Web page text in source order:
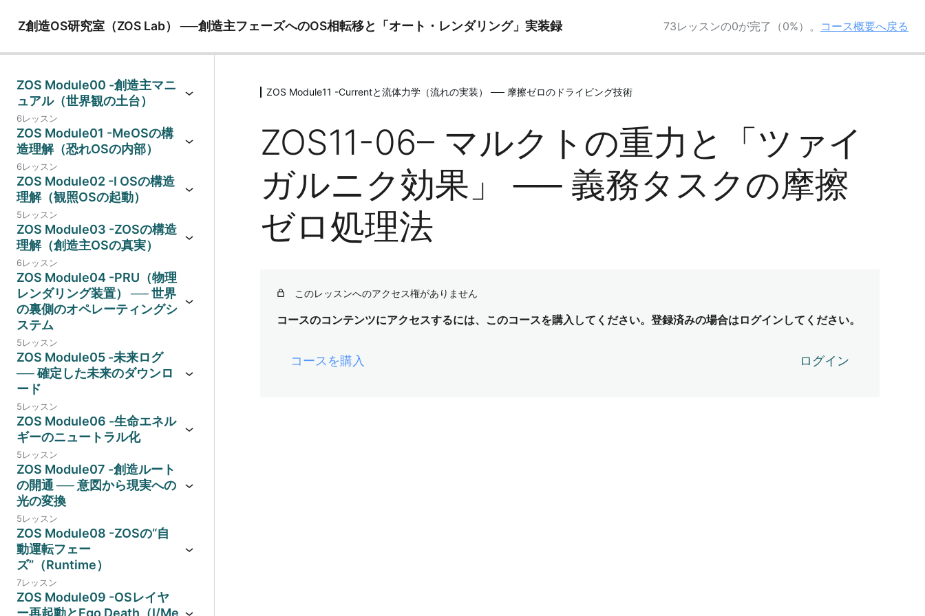
Z創造OS研究室（ZOS Lab） ──創造主フェーズへのOS相転移と「オート・レンダリング」実装録 73レッスンの0が完了（0%）。 コース概要へ戻る
ZOS Module00 -創造主マニ
ュアル（世界観の土台）
6レッスン
ZOS Module01 -MeOSの構
造理解（恐れOSの内部）
6レッスン
ZOS Module02 -I OSの構造
理解（観照OSの起動）
5レッスン
ZOS Module03 -ZOSの構造
理解（創造主OSの真実）
6レッスン
ZOS Module04 -PRU（物理
レンダリング装置） ── 世界
の裏側のオペレーティングシ
ステム
5レッスン
ZOS Module05 -未来ログ
── 確定した未来のダウンロ
ード
5レッスン
ZOS Module06 -生命エネル
ギーのニュートラル化
5レッスン
ZOS Module07 -創造ルート
の開通 ── 意図から現実への
光の変換
5レッスン
ZOS Module08 -ZOSの“自
動運転フェー
ズ”（Runtime）
7レッスン
ZOS Module09 -OSレイヤ
ー再起動とEgo Death（I/Me
ZOS Module11 -Currentと流体力学（流れの実装） ── 摩擦ゼロのドライビング技術
ZOS11-06– マルクトの重力と「ツァイ
ガルニク効果」 ── 義務タスクの摩擦
ゼロ処理法
このレッスンへのアクセス権がありません
コースのコンテンツにアクセスするには、このコースを購入してください。登録済みの場合はログインしてください。
コースを購入 ログイン